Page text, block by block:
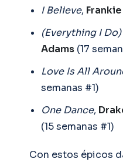
I Believe,
(Everything I
Adams (17
Love Is All
semanas #1)
One Dance,
(15 semanas #1)
Con estos épicos